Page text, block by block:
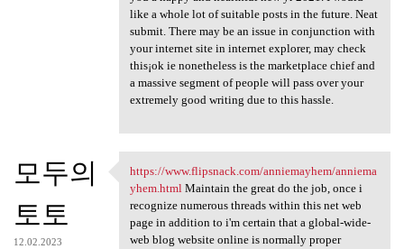
like a whole lot of suitable posts in the future. Neat
submit. There may be an issue in conjunction with
your internet site in internet explorer, may check
this¡ok ie nonetheless is the marketplace chief and
a massive segment of people will pass over your
extremely good writing due to this hassle.
모두의
토토
12.02.2023
https://www.flipsnack.com
https://www.flipsnack.com/anniemayhem/anniema
yhem.htmlMaintain the great do the job, once i
recognize numerous threads within this net web
page in addition to i'm certain that a global-wide-
web blog website online is normally proper